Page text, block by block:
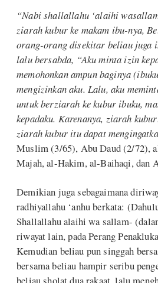
“Nabi shallallahu ‘alaihi
ziarah kubur ke makam ibu-nya,
orang-orang disekitar beliau juga
lalu bersabda, “Aku minta izin
memohonkan ampun baginya
mengizinkan aku. Lalu, aku
untuk berziarah ke kubur ibuku,
kepadaku. Karenanya, ziarah
ziarah kubur itu dapat
Muslim (3/65), Abu Daud (2/72),
Majah, al-Hakim, al-Baihaqi, dan
Demikian juga sebagaimana
radhiyallahu ‘anhu berkata:
Shallallahu alaihi wa sallam-
riwayat lain, pada Perang
Kemudian beliau pun singgah
bersama beliau hampir seribu
beliau sholat dua rakaat, lalu